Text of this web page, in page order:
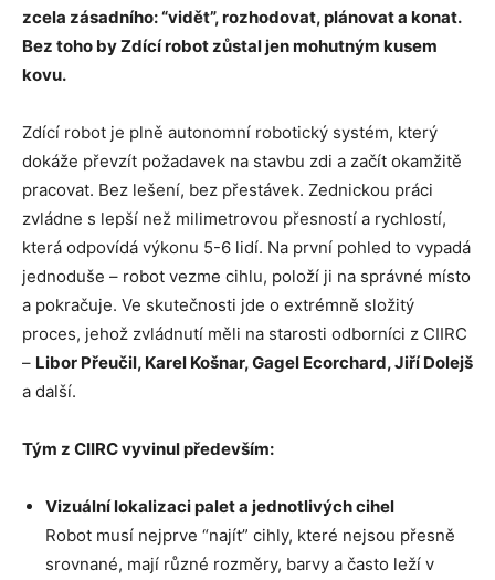
zcela zásadního: “vidět”, rozhodovat, plánovat a konat.
Bez toho by Zdící robot zůstal jen mohutným kusem
kovu.
Zdící robot je plně autonomní robotický systém, který
dokáže převzít požadavek na stavbu zdi a začít okamžitě
pracovat. Bez lešení, bez přestávek. Zednickou práci
zvládne s lepší než milimetrovou přesností a rychlostí,
která odpovídá výkonu 5-6 lidí. Na první pohled to vypadá
jednoduše – robot vezme cihlu, položí ji na správné místo
a pokračuje. Ve skutečnosti jde o extrémně složitý
proces, jehož zvládnutí měli na starosti odborníci z CIIRC
– Libor Přeučil, Karel Košnar, Gagel Ecorchard, Jiří Dolejš
a další.
Tým z CIIRC vyvinul především:
Vizuální lokalizaci palet a jednotlivých cihel
Robot musí nejprve “najít” cihly, které nejsou přesně
srovnané, mají různé rozměry, barvy a často leží v